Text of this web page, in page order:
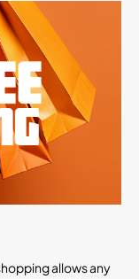
allows any